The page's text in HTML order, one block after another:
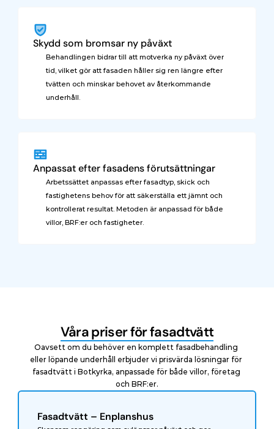
Skydd som bromsar ny påväxt
Behandlingen bidrar till att motverka ny påväxt över
tid, vilket gör att fasaden håller sig ren längre efter
tvätten och minskar behovet av återkommande
underhåll.
Anpassat efter fasadens förutsättningar
Arbetssättet anpassas efter fasadtyp, skick och
fastighetens behov för att säkerställa ett jämnt och
kontrollerat resultat. Metoden är anpassad för både
villor, BRF:er och fastigheter.
Våra priser för fasadtvätt
Oavsett om du behöver en komplett fasadbehandling
eller löpande underhåll erbjuder vi prisvärda lösningar för
fasadtvätt i Botkyrka, anpassade för både villor, företag
och BRF:er.
Fasadtvätt – Enplanshus